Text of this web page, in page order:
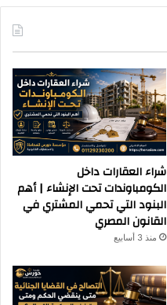
شراء العقارات داخل
الكومباوندات تحت الإنشاء | أهم
البنود التي تحمي المشتري في
القانون المصري
منذ 3 أسابيع